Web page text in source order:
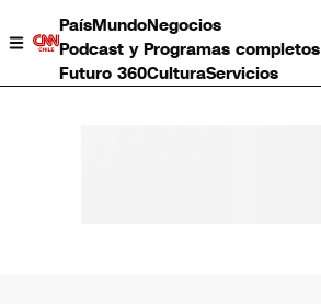
PaísMundoNegocios
Podcast y Programas completos
Futuro 360CulturaServicios